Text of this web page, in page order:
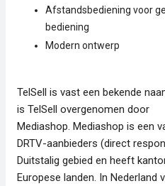
Afstandsbediening voor
bediening
Modern ontwerp
TelSell is vast een bekende
is TelSell overgenomen door
Mediashop. Mediashop is een
DRTV-aanbieders (direct
Duitstalig gebied en heeft
Europese landen. In Nederland